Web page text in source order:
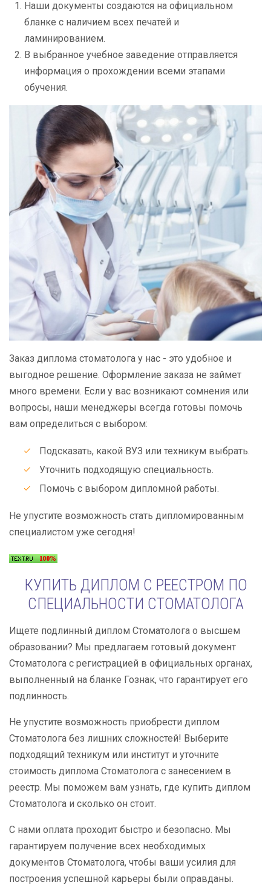
Наши документы создаются на официальном
бланке с наличием всех печатей и
ламинированием.
В выбранное учебное заведение отправляется
информация о прохождении всеми этапами
обучения.
Заказ диплома стоматолога у нас - это удобное и
выгодное решение. Оформление заказа не займет
много времени. Если у вас возникают сомнения или
вопросы, наши менеджеры всегда готовы помочь
вам определиться с выбором:
Подсказать, какой ВУЗ или техникум выбрать.
Уточнить подходящую специальность.
Помочь с выбором дипломной работы.
Не упустите возможность стать дипломированным
специалистом уже сегодня!
КУПИТЬ ДИПЛОМ С РЕЕСТРОМ ПО
СПЕЦИАЛЬНОСТИ СТОМАТОЛОГА
Ищете подлинный диплом Стоматолога о высшем
образовании? Мы предлагаем готовый документ
Стоматолога с регистрацией в официальных органах,
выполненный на бланке Гознак, что гарантирует его
подлинность.
Не упустите возможность приобрести диплом
Стоматолога без лишних сложностей! Выберите
подходящий техникум или институт и уточните
стоимость диплома Стоматолога с занесением в
реестр. Мы поможем вам узнать, где купить диплом
Стоматолога и сколько он стоит.
С нами оплата проходит быстро и безопасно. Мы
гарантируем получение всех необходимых
документов Стоматолога, чтобы ваши усилия для
построения успешной карьеры были оправданы.